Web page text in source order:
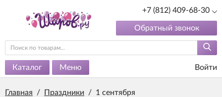
+7 (812) 409-68-30
Обратный звонок
Каталог Меню Войти
Главная / Праздники / 1 сентября